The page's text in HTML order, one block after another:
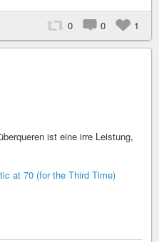
0 0 1
ist eine irre Leistung,
at 70 (for the Third Time)